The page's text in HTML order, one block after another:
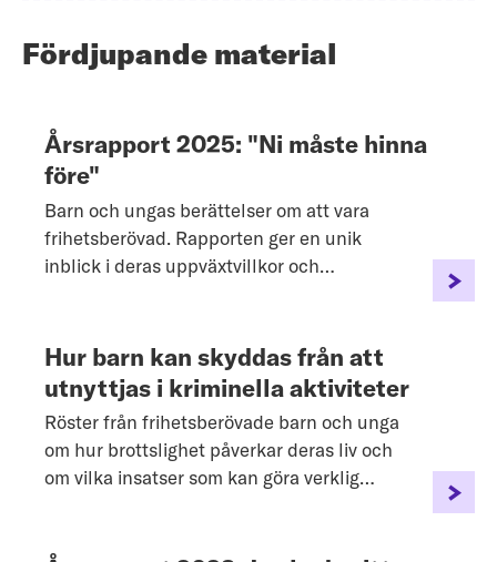
Fördjupande material
Årsrapport 2025: "Ni måste hinna
före"
Barn och ungas berättelser om att vara
frihetsberövad. Rapporten ger en unik
inblick i deras uppväxtvillkor och
Hur barn kan skyddas från att
utnyttjas i kriminella aktiviteter
Röster från frihetsberövade barn och unga
om hur brottslighet påverkar deras liv och
om vilka insatser som kan göra verklig